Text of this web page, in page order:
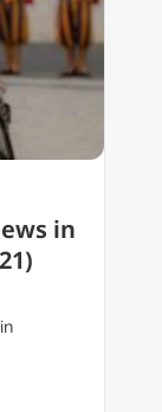
in
ambassadeurs –